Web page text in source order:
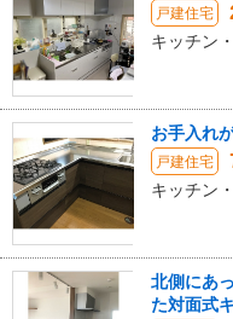
戸建住宅
キッチン
お手入れ
戸建住宅
キッチン
北側にあ
た対面式